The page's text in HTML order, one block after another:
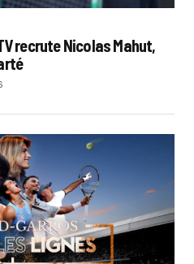
recrute Nicolas Mahut,